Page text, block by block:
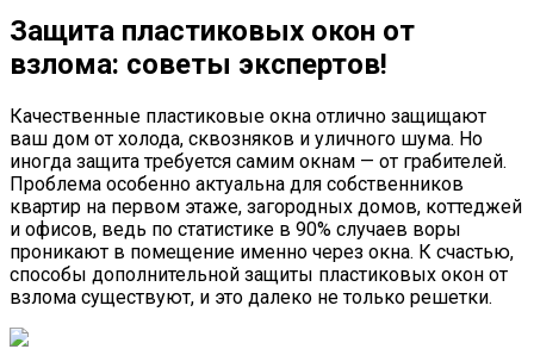
Защита пластиковых окон от
взлома: советы экспертов!
Качественные пластиковые окна отлично защищают
ваш дом от холода, сквозняков и уличного шума. Но
иногда защита требуется самим окнам — от грабителей.
Проблема особенно актуальна для собственников
квартир на первом этаже, загородных домов, коттеджей
и офисов, ведь по статистике в 90% случаев воры
проникают в помещение именно через окна. К счастью,
способы дополнительной защиты пластиковых окон от
взлома существуют, и это далеко не только решетки.